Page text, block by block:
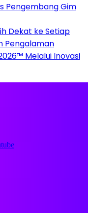
Pengembang Gim
Dekat ke Setiap
Pengalaman
Melalui Inovasi